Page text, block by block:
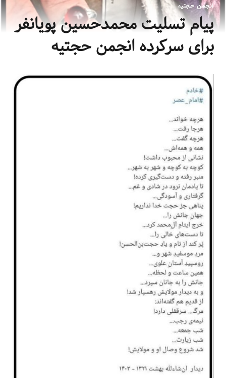
انجمن حجتیه
پیام تسلیت محمدحسین پویانفر
برای سرکرده انجمن حجتیه